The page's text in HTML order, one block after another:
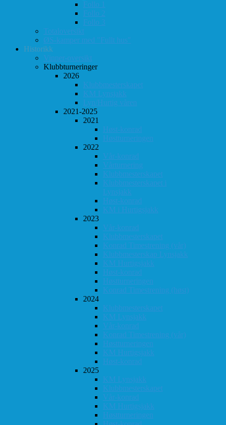
Follo 1
Follo 2
Follo 3
Totaloversikt
ØS-kamper med "Fullt hus"
Historikk
Vinner-oversikt
Klubbturneringer
2026
Klubbmesterskapet
KM Lynsjakk
Lyn/Hurtig våren
2021-2025
2021
Høst-konrad
Høstturneringen
2022
Vår-konrad
Vårturnering
Klubbmesterskapet
Klubbmesterskapet i
Lynsjakk
Høst-konrad
KM i Hurtigsjakk
2023
Vår-konrad
Klubbmesterskapet
Konrad Timestrening (vår)
Klubbmesterskap Lynsjakk
KM Hurtigsjakk
Høst-konrad
Høstturneringen
Konrad Timestrening (høst)
2024
Klubbmesterskapet
KM Lynsjakk
Vår-konrad
Konrad Timestrening (vår)
Høstturneringen
KM Hurtigsjakk
Høst-konrad
2025
KM Lynsjakk
Klubbmesterskapet
Vår-konrad
KM Hurtigsjakk
Høstturneringen